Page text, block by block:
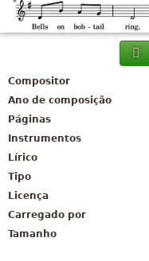
Compositor
Ano de composição
Páginas
Instrumentos
Lírico
Tipo
Licença
Carregado por
Tamanho